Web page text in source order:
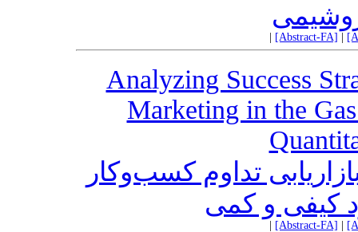
[Abstract-FA]
Analyzing Success
Marketing in the
تداوم کسب‌وکار
کیفی و کمی
[Abstract-FA]